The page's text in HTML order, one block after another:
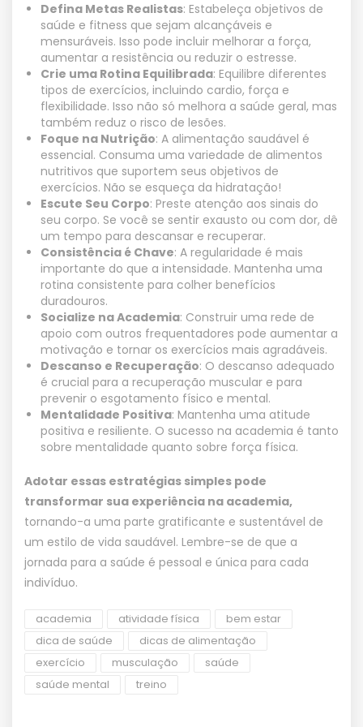
Defina Metas Realistas: Estabeleça objetivos de
saúde e fitness que sejam alcançáveis e
mensuráveis. Isso pode incluir melhorar a força,
aumentar a resistência ou reduzir o estresse.
Crie uma Rotina Equilibrada: Equilibre diferentes
tipos de exercícios, incluindo cardio, força e
flexibilidade. Isso não só melhora a saúde geral, mas
também reduz o risco de lesões.
Foque na Nutrição: A alimentação saudável é
essencial. Consuma uma variedade de alimentos
nutritivos que suportem seus objetivos de
exercícios. Não se esqueça da hidratação!
Escute Seu Corpo: Preste atenção aos sinais do
seu corpo. Se você se sentir exausto ou com dor, dê
um tempo para descansar e recuperar.
Consistência é Chave: A regularidade é mais
importante do que a intensidade. Mantenha uma
rotina consistente para colher benefícios
duradouros.
Socialize na Academia: Construir uma rede de
apoio com outros frequentadores pode aumentar a
motivação e tornar os exercícios mais agradáveis.
Descanso e Recuperação: O descanso adequado
é crucial para a recuperação muscular e para
prevenir o esgotamento físico e mental.
Mentalidade Positiva: Mantenha uma atitude
positiva e resiliente. O sucesso na academia é tanto
sobre mentalidade quanto sobre força física.
Adotar essas estratégias simples pode
transformar sua experiência na academia,
tornando-a uma parte gratificante e sustentável de
um estilo de vida saudável. Lembre-se de que a
jornada para a saúde é pessoal e única para cada
indivíduo.
academia atividade física
bem estar
dica de saúde
dicas de alimentação
exercício
musculação
saúde
saúde mental
treino